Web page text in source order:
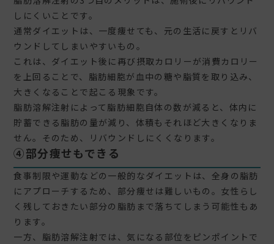
しにくいことです。
通常ダイエットは、一度痩せても、元の生活に戻すとリバ
ウンドしてしまいやすいもの。
これは、ダイエット後に再び摂取カロリーが消費カロリー
を上回ることで、脂肪細胞が血中の糖や脂質を取り込み、
大きくなることで起こる現象です。
脂肪溶解注射によって脂肪細胞自体の数が減ると、体内に
貯蓄できる脂肪の量が減り、体積もそれほど大きくなりま
せん。そのため、リバウンドしにくくなります。
④部分痩せもできる
食事制限や運動などの一般的なダイエットは、全身の脂肪
にアプローチするため、部分痩せは難しいもの。女性らし
く残しておきたい部分の脂肪まで落ちてしまう可能性もあ
ります。
一方、脂肪溶解注射では、気になる部位をピンポイントで